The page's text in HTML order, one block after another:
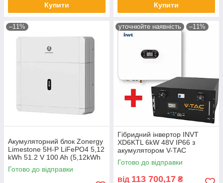
Купити Купити
–11%
Акумуляторний блок Zonergy
Limestone 5H-P LiFePO4 5,12
kWh 51.2 V 100 Ah (5,12kWh
51.2V 100Ah)
Готово до відправки
уточнюйте наявність –11%
Гібридний інвертор INVT
XD6KTL 6kW 48V IP66 з
акумулятором V-TAC
LiFePO4 9.6kW 48V 200Ah
VT-48200B, WI-FI
Готово до відправки
від 113 700,17 ₴